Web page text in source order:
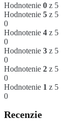
Hodnotenie 0 z 5
Hodnotenie 5 z 5
0
Hodnotenie 4 z 5
0
Hodnotenie 3 z 5
0
Hodnotenie 2 z 5
0
Hodnotenie 1 z 5
0
Recenzie